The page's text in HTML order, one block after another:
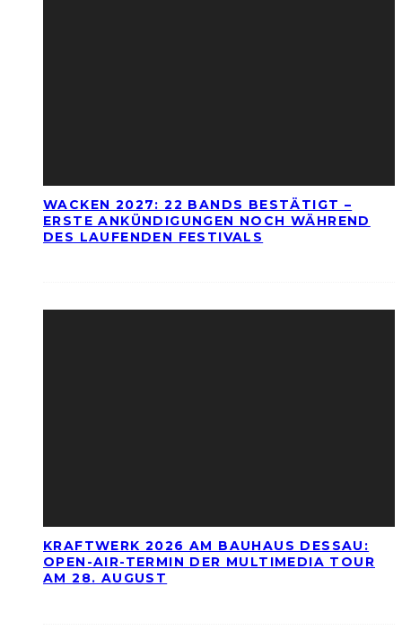
WACKEN 2027: 22 BANDS BESTÄTIGT –
ERSTE ANKÜNDIGUNGEN NOCH WÄHREND
DES LAUFENDEN FESTIVALS
KRAFTWERK 2026 AM BAUHAUS DESSAU:
OPEN-AIR-TERMIN DER MULTIMEDIA TOUR
AM 28. AUGUST